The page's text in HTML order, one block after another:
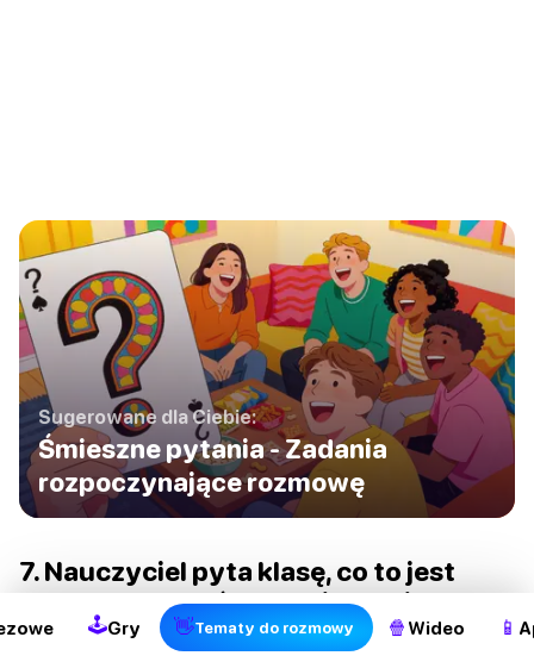
Sugerowane dla Ciebie:
Śmieszne pytania - Zadania
rozpoczynające rozmowę
7. Nauczyciel pyta klasę, co to jest
wyspa. Mały Jaś odpowiada: “jest
pokryta wodą ze wszystkich stron z
🕹Gry 👋Tematy do rozmowy 🍿 Wideo 📱